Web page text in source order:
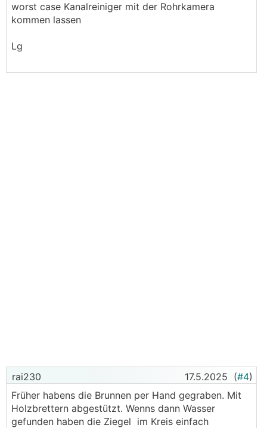
worst case Kanalreiniger mit der Rohrkamera
kommen lassen
Lg
rai230 17.5.2025 (#4)
Früher habens die Brunnen per Hand gegraben. Mit
Holzbrettern abgestützt. Wenns dann Wasser
gefunden haben die Ziegel im Kreis einfach